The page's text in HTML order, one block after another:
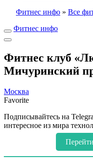
Фитнес инфо » Все
Фитнес инфо
Фитнес клуб
Мичуринский
Москва
Favorite
Подписывайтесь на
интересное из мира